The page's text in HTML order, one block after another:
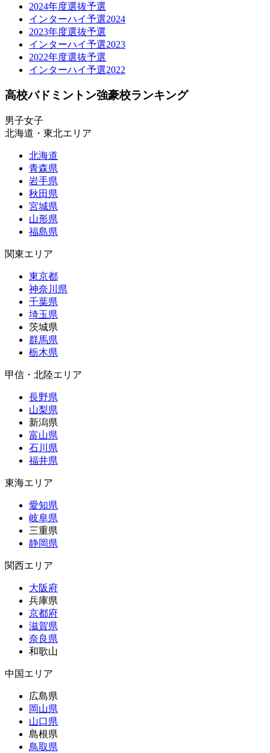
2024年度選抜予選
インターハイ予選2024
2023年度選抜予選
インターハイ予選2023
2022年度選抜予選
インターハイ予選2022
高校バドミントン強豪校ランキング
男子女子
北海道・東北エリア
北海道
青森県
岩手県
秋田県
宮城県
山形県
福島県
関東エリア
東京都
神奈川県
千葉県
埼玉県
茨城県
群馬県
栃木県
甲信・北陸エリア
長野県
山梨県
新潟県
富山県
石川県
福井県
東海エリア
愛知県
岐阜県
三重県
静岡県
関西エリア
大阪府
兵庫県
京都府
滋賀県
奈良県
和歌山
中国エリア
広島県
岡山県
山口県
島根県
鳥取県